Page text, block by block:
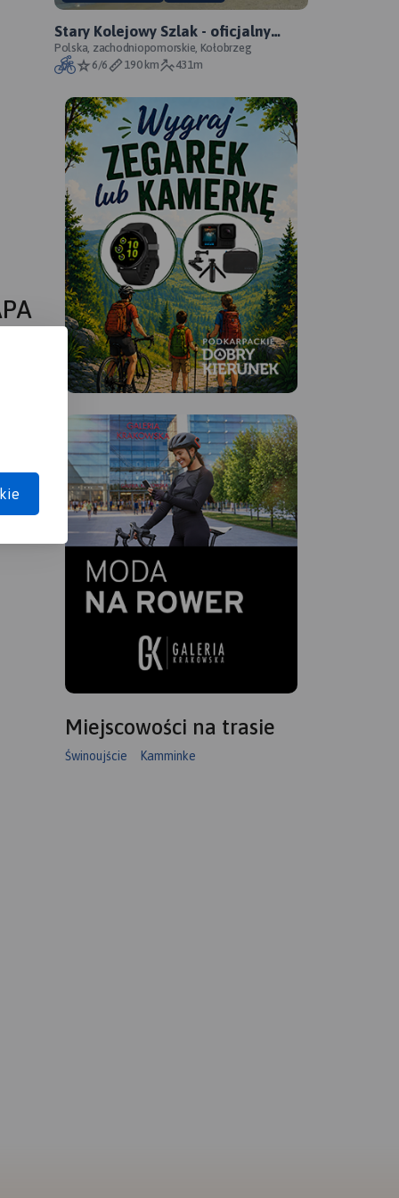
Stary Kolejowy Szlak - oficjalny
przebieg szlaku
Polska, zachodniopomorskie, Kołobrzeg
6/6
190 km 431m
Miejscowości na trasie
Świnoujście Kamminke